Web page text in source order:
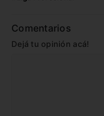
Comentarios
Dejá tu opinión acá!